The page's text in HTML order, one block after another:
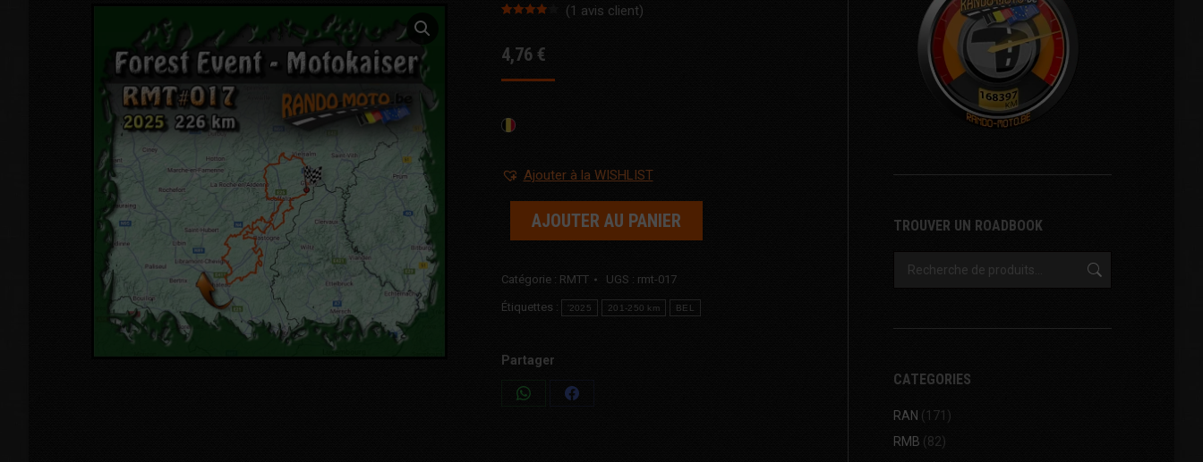
4,76 €
basé
sur
(1 avis client)
Ajouter à la WISHLIST
AJOUTER AU PANIER
Catégorie : RMTT UGS : rmt-017
Étiquettes : '2025 201-250 km BEL
Partager
Share
Share
TROUVER UN ROADBOOK
CATEGORIES
RAN (171)
RMB (82)